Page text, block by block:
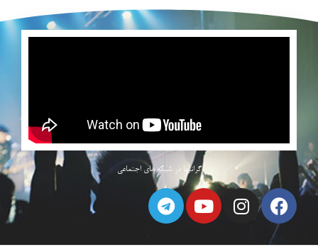
گرانبها در شبکه های اجتماعی